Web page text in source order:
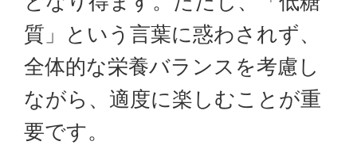
質」という言葉に惑わされず、
全体的な栄養バランスを考慮し
ながら、適度に楽しむことが重
要です。